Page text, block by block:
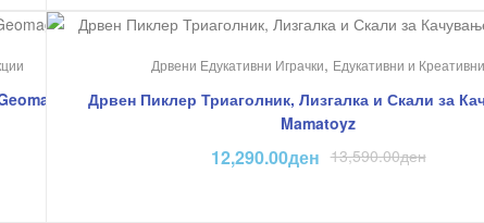
Дрвени Едукативни Играчки, Едукативни и Креативни
Дрвен Пиклер Триаголник, Лизгалка и Скали за
Mamatoyz
13,590.00ден
12,290.00ден